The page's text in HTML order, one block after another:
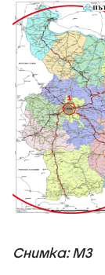
Снимка: МЗ